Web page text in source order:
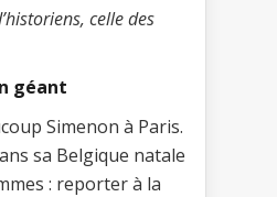
celle des
géant
Simenon à Paris.
sa Belgique natale
: reporter à la